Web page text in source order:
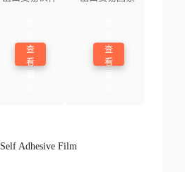
查
看
查
看
Self Adhesive Film